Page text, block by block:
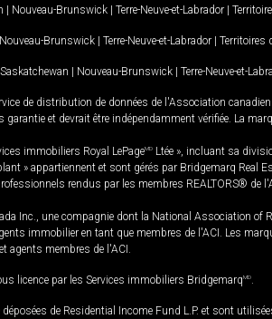
| Nouveau-Brunswick | Terre-Neuve-et-Labrador |
Nouveau-Brunswick | Terre-Neuve-et-Labrador | Territoires
Saskatchewan | Nouveau-Brunswick | Terre-Neuve-et-
de distribution de données de l'Association
et devrait être indépendamment vérifiée. La
immobiliers Royal LePageMD Ltée », incluant sa
» appartiennent et sont gérés par Bridgemarq Real
rendus par les membres REALTORS® de
Inc., une compagnie dont la National Association
immobilier en tant que membres de l'ACI. Les
agents membres de l'ACI.
licence par les Services immobiliers BridgemarqMD
de Residential Income Fund L.P. et sont